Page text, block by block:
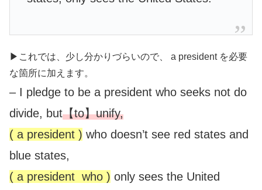
▶︎これでは、少し分かりづらいので、 a president を必要
な箇所に加えます。
– I pledge to be a president who seeks not do
divide, but【to】unify,
( a president ) who doesn’t see red states and
blue states,
( a president who ) only sees the United